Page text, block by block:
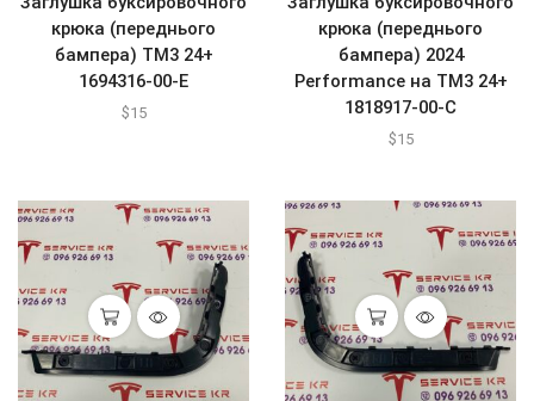
крюка (переднього
бампера) ТМ3 24+
1694316-00-E
$15
крюка (переднього
бампера) 2024
Performance на ТМ3 24+
1818917-00-C
$15